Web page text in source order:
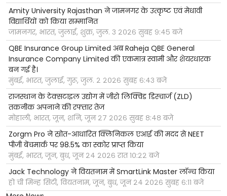
Amity University Rajasthan ने जामनगर के उत्कृष्ट एवं मेधावी
विद्यार्थियों को किया सम्मानित
जामनगर, भारत, जुलाई, शुक्र, जुल. ३ २०२६ सुबह ९:४५ बजे
QBE Insurance Group Limited अब Raheja QBE General
Insurance Company Limited की एकमात्र स्वामी और शेयरधारक
बन गई है।
मुंबई, भारत, जुलाई, गुरू, जुल. २ २०२६ सुबह ६:४३ बजे
राजस्थान के टेक्सटाइल उद्योग में जीरो लिक्विड डिस्चार्ज (ZLD)
तकनीक अपनाने की रफ्तार तेज
मोहाली, भारत, जून, शनि, जून २७ २०२६ सुबह ८:४८ बजे
Zorgm Pro ने स्रोत-आधारित क्लिनिकल एआई की मदद से NEET
पीजी बेंचमार्क पर 98.5% का स्कोर प्राप्त किया
मुंबई, भारत, जून, बुध, जून २४ २०२६ रात १०:२२ बजे
Jack Technology ने वियतनाम में SmartLink Master लॉन्च किया
हो ची मिन्ह सिटी, वियतनाम, जून, बुध, जून २४ २०२६ सुबह ६:११ बजे